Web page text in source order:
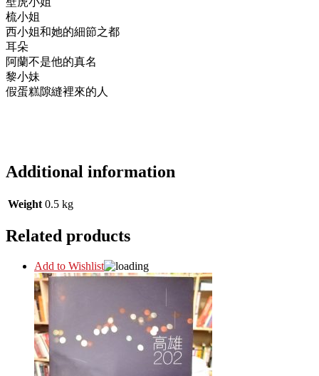
梳小姐
西小姐和她的細節之都
耳朵
阿蘭不是他的真名
黎小妹
假蛋糕隙縫裡來的人
Additional information
Weight 0.5 kg
Related products
Add to Wishlist